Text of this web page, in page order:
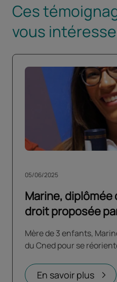
Ces
vous
Marine, diplômée
droit proposée
05/06/2025
Mère de 3 enfants,
du Cned pour se
En savoir plus